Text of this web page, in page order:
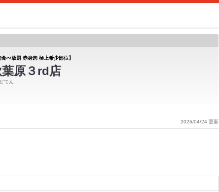
べ放題 赤身肉 極上希少部位】
原３rd店
てん
2026/04/24 更新